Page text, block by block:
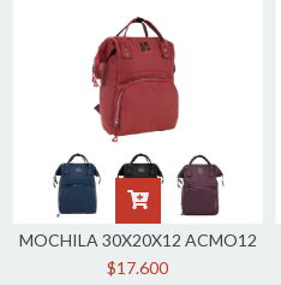
MOCHILA 30X20X12 ACMO12
$17.600